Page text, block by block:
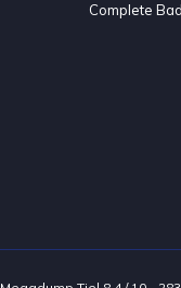
Complete